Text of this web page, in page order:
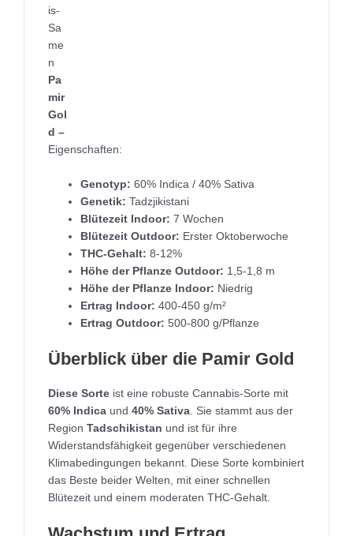
is-
Sa
me
n
Pa
mir
Gol
d –
Eigenschaften:
Genotyp: 60% Indica / 40% Sativa
Genetik: Tadzjikistani
Blütezeit Indoor: 7 Wochen
Blütezeit Outdoor: Erster Oktoberwoche
THC-Gehalt: 8-12%
Höhe der Pflanze Outdoor: 1,5-1,8 m
Höhe der Pflanze Indoor: Niedrig
Ertrag Indoor: 400-450 g/m²
Ertrag Outdoor: 500-800 g/Pflanze
Überblick über die Pamir Gold
Diese Sorte ist eine robuste Cannabis-Sorte mit
60% Indica und 40% Sativa . Sie stammt aus der
Region Tadschikistan und ist für ihre
Widerstandsfähigkeit gegenüber verschiedenen
Klimabedingungen bekannt. Diese Sorte kombiniert
das Beste beider Welten, mit einer schnellen
Blütezeit und einem moderaten THC-Gehalt.